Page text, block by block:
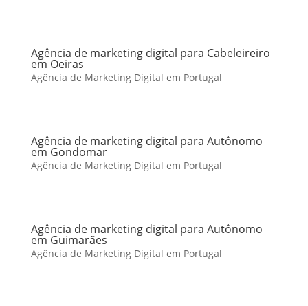
Agência de marketing digital para Cabeleireiro
em Oeiras
Agência de Marketing Digital em Portugal
Agência de marketing digital para Autônomo
em Gondomar
Agência de Marketing Digital em Portugal
Agência de marketing digital para Autônomo
em Guimarães
Agência de Marketing Digital em Portugal